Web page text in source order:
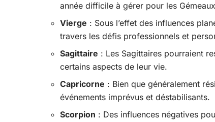
année difficile à gérer pour les
Vierge : Sous l’effet des influences
travers les défis professionnels et
Sagittaire : Les Sagittaires pourraient
certains aspects de leur vie.
Capricorne : Bien que généralement
événements imprévus et déstabilisants.
Scorpion : Des influences négatives